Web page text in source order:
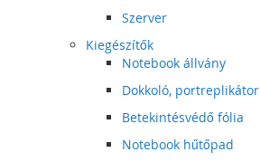
Szerver
Kiegészítők
Notebook állvány
Dokkoló, portreplikátor
Betekintésvédő fólia
Notebook hűtőpad